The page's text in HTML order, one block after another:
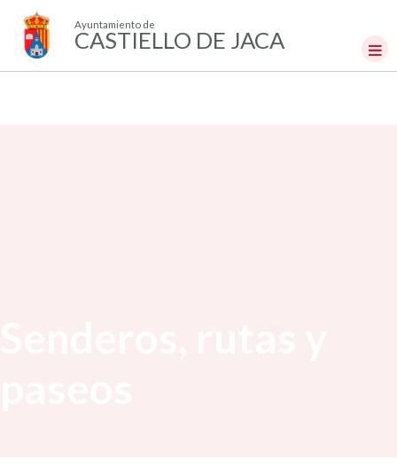
Ayuntamiento de
CASTIELLO DE JACA